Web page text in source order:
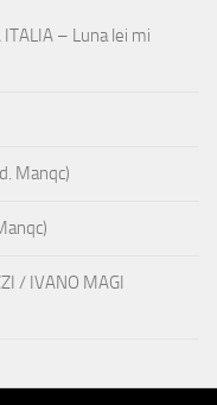
ITALIA – Luna lei mi
Manqc)
/ IVANO MAGI